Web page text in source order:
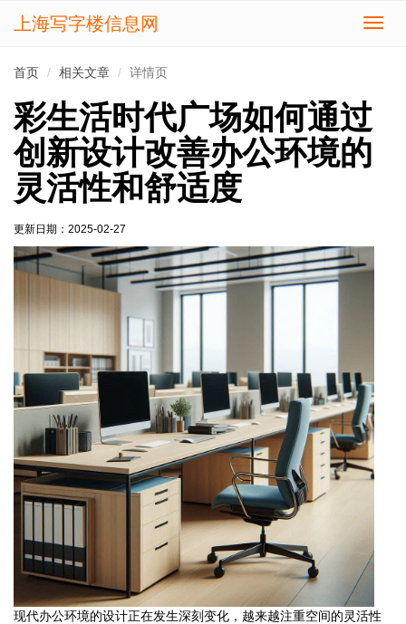
切
上海写字楼信息网
首页 相关文章 详情页
彩生活时代广场如何通过
创新设计改善办公环境的
灵活性和舒适度
更新日期： 2025-02-27
现代办公环境的设计正在发生深刻变化，越来越注重空间的灵活性